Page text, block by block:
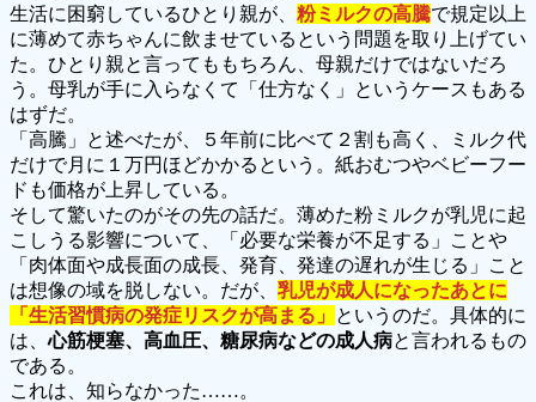
生活に困窮しているひとり親が、 粉ミルクの高騰で規定以上
に薄めて赤ちゃんに飲ませているという問題を取り上げてい
た。ひとり親と言ってももちろん、母親だけではないだろ
う。母乳が手に入らなくて「仕方なく」というケースもある
はずだ。
「高騰」と述べたが、５年前に比べて２割も高く、ミルク代
だけで月に１万円ほどかかるという。紙おむつやベビーフー
ドも価格が上昇している。
そして驚いたのがその先の話だ。薄めた粉ミルクが乳児に起
こしうる影響について、「必要な栄養が不足する」ことや
「肉体面や成長面の成長、発育、発達の遅れが生じる」こと
は想像の域を脱しない。だが、 乳児が成人になったあとに
「生活習慣病の発症リスクが高まる」
というのだ。具体的に
は、心筋梗塞、高血圧、糖尿病などの成人病と言われるもの
である。
これは、知らなかった……。